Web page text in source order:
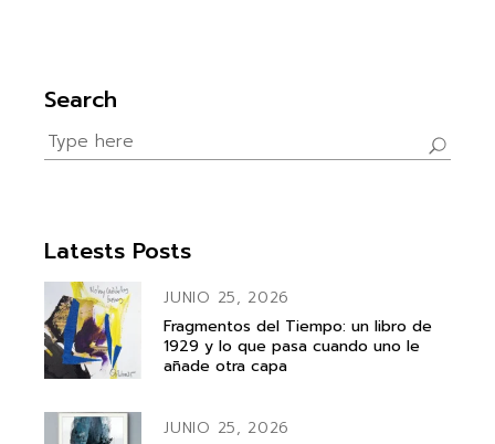
Search
Search
for:
Latests Posts
JUNIO 25, 2026
Fragmentos del Tiempo: un libro de
1929 y lo que pasa cuando uno le
añade otra capa
JUNIO 25, 2026